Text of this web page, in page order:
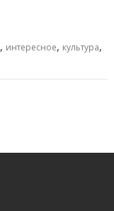
, интересное, культура,